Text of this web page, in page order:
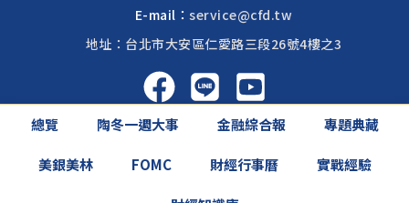
總覽 陶冬一週大事 金融綜合報 專題典藏
美銀美林 FOMC 財經行事曆 實戰經驗
E-mail：service@cfd.tw
地址：台北市大安區仁愛路三段26號4樓之3
啟富達國際 2026 © All rights reserved.
網頁設計公司: 振作國際